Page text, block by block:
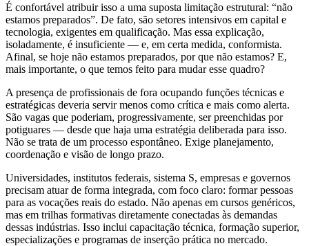
É confortável atribuir isso a uma suposta limitação estrutural: “não
estamos preparados”. De fato, são setores intensivos em capital e
tecnologia, exigentes em qualificação. Mas essa explicação,
isoladamente, é insuficiente — e, em certa medida, conformista.
Afinal, se hoje não estamos preparados, por que não estamos? E,
mais importante, o que temos feito para mudar esse quadro?
A presença de profissionais de fora ocupando funções técnicas e
estratégicas deveria servir menos como crítica e mais como alerta.
São vagas que poderiam, progressivamente, ser preenchidas por
potiguares — desde que haja uma estratégia deliberada para isso.
Não se trata de um processo espontâneo. Exige planejamento,
coordenação e visão de longo prazo.
Universidades, institutos federais, sistema S, empresas e governos
precisam atuar de forma integrada, com foco claro: formar pessoas
para as vocações reais do estado. Não apenas em cursos genéricos,
mas em trilhas formativas diretamente conectadas às demandas
dessas indústrias. Isso inclui capacitação técnica, formação superior,
especializações e programas de inserção prática no mercado.